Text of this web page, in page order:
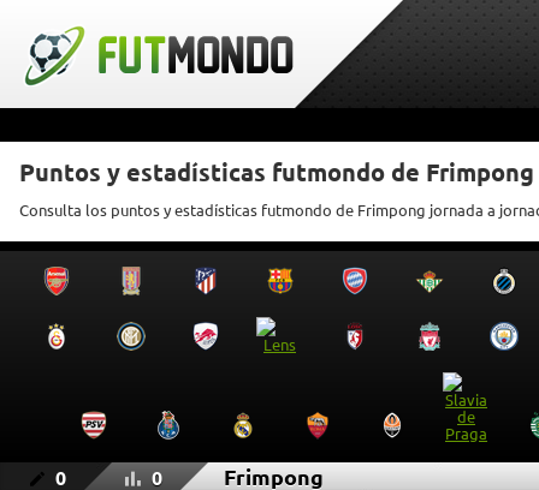
Puntos y estadísticas futmondo de Frimpong
Consulta los puntos y estadísticas futmondo de Frimpong jornada a
0 0 Frimpong